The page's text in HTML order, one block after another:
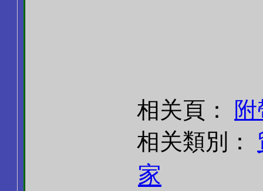
相关頁：
相关類別：
家